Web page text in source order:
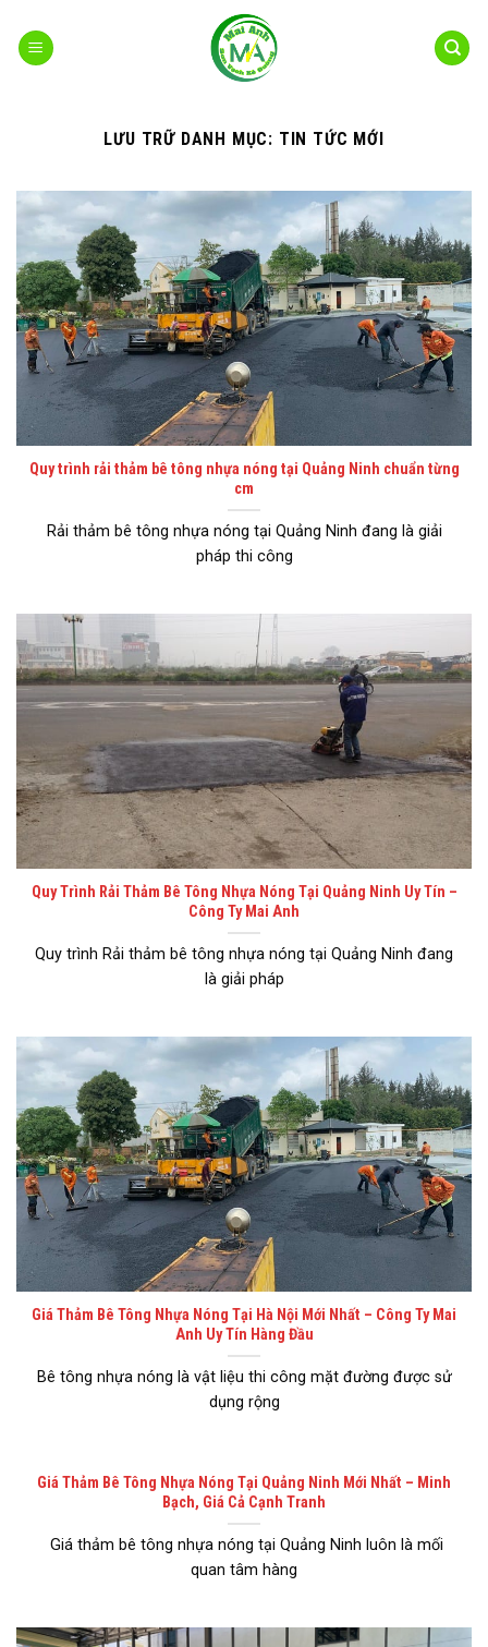
qua
LƯU TRỮ DANH MỤC: TIN TỨC MỚI
Quy trình rải thảm bê tông nhựa nóng tại Quảng Ninh chuẩn từng
cm
Rải thảm bê tông nhựa nóng tại Quảng Ninh đang là giải
pháp thi công
Quy Trình Rải Thảm Bê Tông Nhựa Nóng Tại Quảng Ninh Uy Tín –
Công Ty Mai Anh
Quy trình Rải thảm bê tông nhựa nóng tại Quảng Ninh đang
là giải pháp
Giá Thảm Bê Tông Nhựa Nóng Tại Hà Nội Mới Nhất – Công Ty Mai
Anh Uy Tín Hàng Đầu
Bê tông nhựa nóng là vật liệu thi công mặt đường được sử
dụng rộng
Giá Thảm Bê Tông Nhựa Nóng Tại Quảng Ninh Mới Nhất – Minh
Bạch, Giá Cả Cạnh Tranh
Giá thảm bê tông nhựa nóng tại Quảng Ninh luôn là mối
quan tâm hàng